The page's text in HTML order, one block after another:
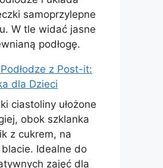
z Post-it:
dla Dzieci